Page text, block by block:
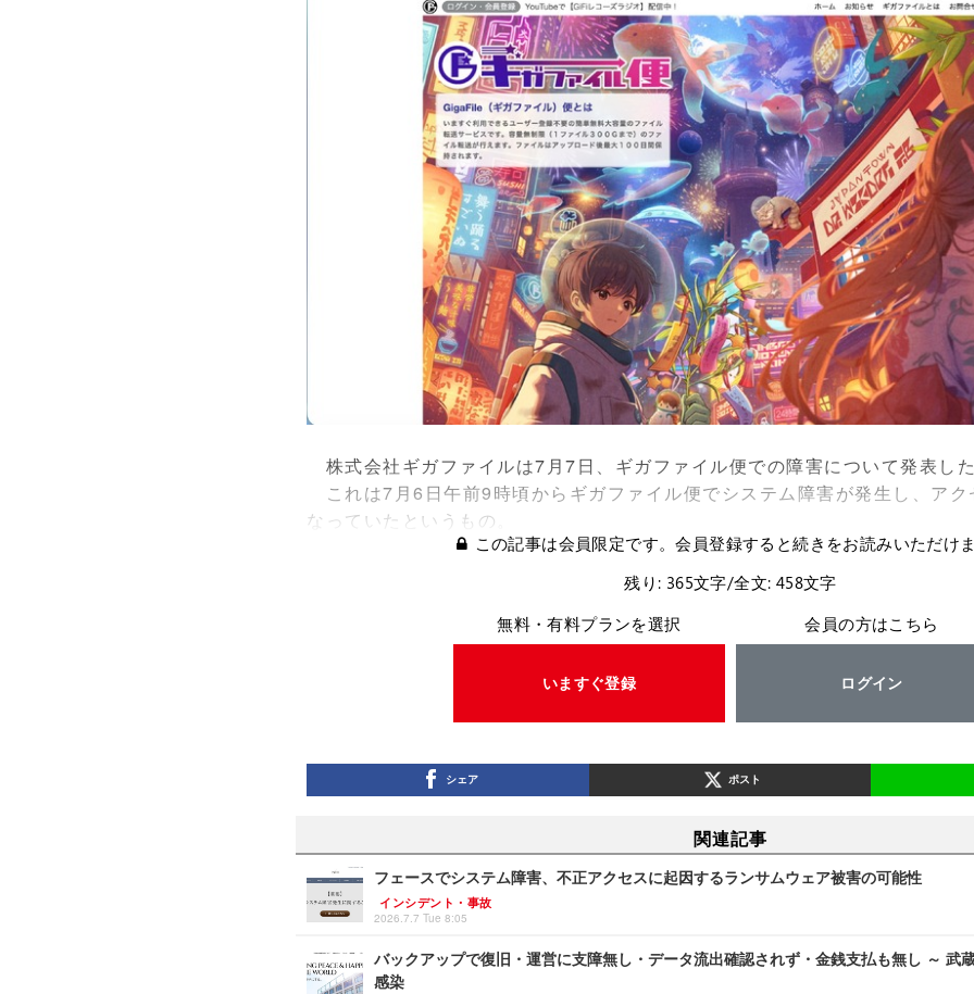
株式会社ギガファイルは7月7日、ギガファイル便での障害について発表した
これは7月6日午前9時頃からギガファイル便でシステム障害が発生し、アク
なっていたというもの。
この記事は会員限定です。会員登録すると続きをお読みいただけま
残り: 365文字/全文: 458文字
無料・有料プランを選択
いますぐ登録
会員の方はこちら
ログイン
シェア ポスト
関連記事
フェースでシステム障害、不正アクセスに起因するランサムウェア被害の可能性
インシデント・事故
2026.7.7 Tue 8:05
バックアップで復旧・運営に支障無し・データ流出確認されず・金銭支払も無し ～ 武
感染